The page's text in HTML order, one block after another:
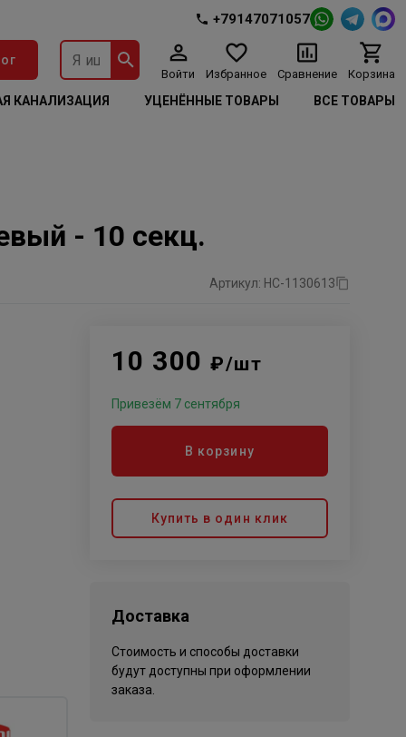
+79147071057
Войти Избранное Сравнение Корзина
КАНАЛИЗАЦИЯ УЦЕНЁННЫЕ ТОВАРЫ ВСЕ ТОВАРЫ
- 10 секц.
Артикул: НС-1130613
10 300₽/шт
Привезём 7 сентября
В корзину
Купить в один клик
Доставка
Стоимость и способы доставки
будут доступны при оформлении
заказа.